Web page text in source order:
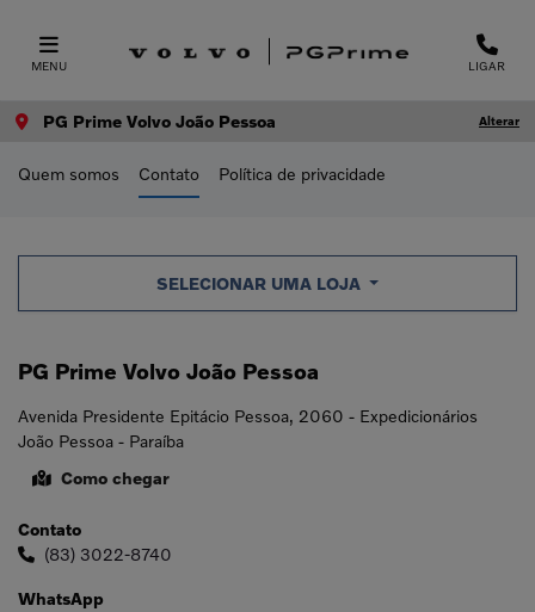
MENU LIGAR
PG Prime Volvo João Pessoa Alterar
Quem somos Contato Política de privacidade
SELECIONAR UMA LOJA
PG Prime Volvo João Pessoa
Avenida Presidente Epitácio Pessoa, 2060 - Expedicionários
João Pessoa - Paraíba
Como chegar
Contato
(83) 3022-8740
WhatsApp